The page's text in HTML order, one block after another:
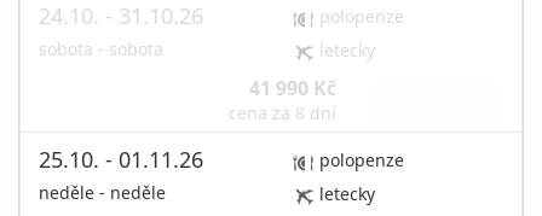
24.10. - 31.10.26
sobota - sobota
polopenze
letecky
41 990 Kč
cena za 8 dní
25.10. - 01.11.26
neděle - neděle
polopenze
letecky